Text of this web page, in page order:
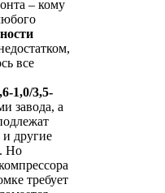
– кому
все
1,0/3,5-
завода, а
другие
Но
требует